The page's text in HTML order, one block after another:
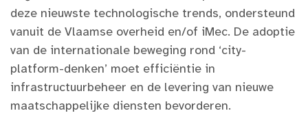
deze nieuwste technologische trends, ondersteund
vanuit de Vlaamse overheid en/of iMec. De adoptie
van de internationale beweging rond ‘city-
platform-denken’ moet efficiëntie in
infrastructuurbeheer en de levering van nieuwe
maatschappelijke diensten bevorderen.